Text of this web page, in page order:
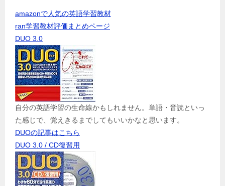
amazonで人気の英語学習教材
ran学習教材評価まとめページ
DUO 3.0
自分の英語学習の生命線かもしれません。単語・音読といっ
た感じで、覚えきるまでしてもいいかなと思います。
DUOの記事はこちら
DUO 3.0 / CD復習用